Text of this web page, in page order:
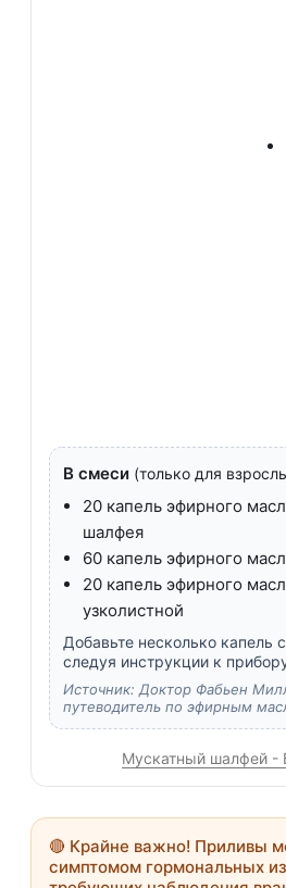
В смеси (только для
20 капель эфирного
шалфея
60 капель эфирного
20 капель эфирного
узколистной
Добавьте несколько капель
следуя инструкции к
Источник: Доктор Фабьен
путеводитель по эфирным
Мускатный шалфей -
🔴 Крайне важно! Приливы
симптомом гормональных